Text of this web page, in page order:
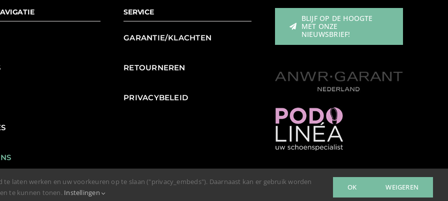
SERVICE
GARANTIE/KLACHTEN
RETOURNEREN
PRIVACYBELEID
BLIJF OP DE HOOGTE
MET ONZE
NIEUWSBRIEF!
laten werken en uw voorkeuren op te slaan ("privacy_embeds"). Daarnaast kan er gebruik worden
te kunnen tonen. Instellingen
OK WEIGEREN